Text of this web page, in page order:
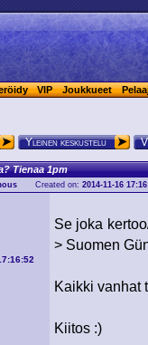
VIP Joukkueet
Yleinen keskustelu
Tienaa 1pm
Created on:2014-11-16
Se joka
> Suomen
Kaikki vanhat
Kiitos :)